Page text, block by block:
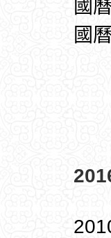
國
國